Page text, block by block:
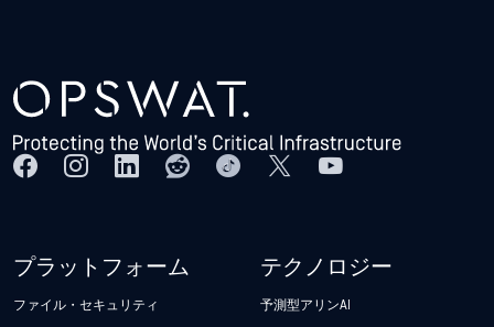
プラットフォーム
ファイル・セキュリティ
テクノロジー
予測型アリンAI